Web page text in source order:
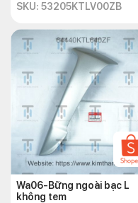
SKU: 53205KTLV00ZB
Wa06-Bững ngoài bạc L
không tem